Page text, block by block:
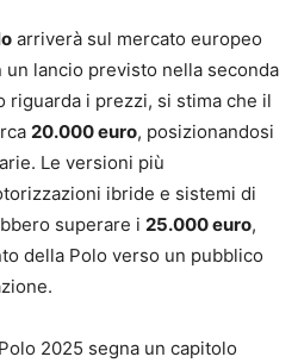
arriverà sul mercato europeo
lancio previsto nella seconda
riguarda i prezzi, si stima che il
20.000 euro, posizionandosi
Le versioni più
ibride e sistemi di
superare i 25.000 euro,
della Polo verso un pubblico
2025 segna un capitolo